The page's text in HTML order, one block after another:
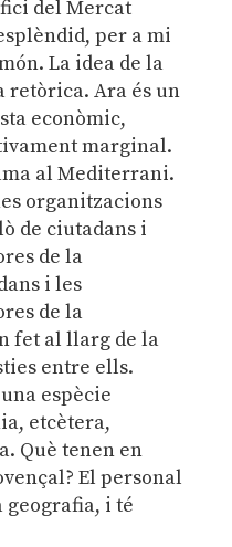
del Mercat
per a mi
La idea de la
retòrica. Ara és un
econòmic,
marginal.
al Mediterrani.
organitzacions
de ciutadans i
de la
i les
de la
fet al llarg de la
entre ells.
espècie
etcètera,
Què tenen en
El personal
geografia, i té